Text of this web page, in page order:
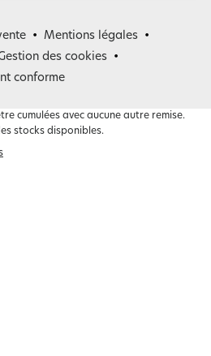
Mentions légales
des cookies
conforme
cumulées avec aucune autre remise.
stocks disponibles.